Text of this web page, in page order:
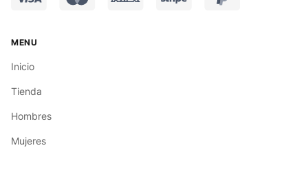
Inicio
Tienda
Hombres
Mujeres